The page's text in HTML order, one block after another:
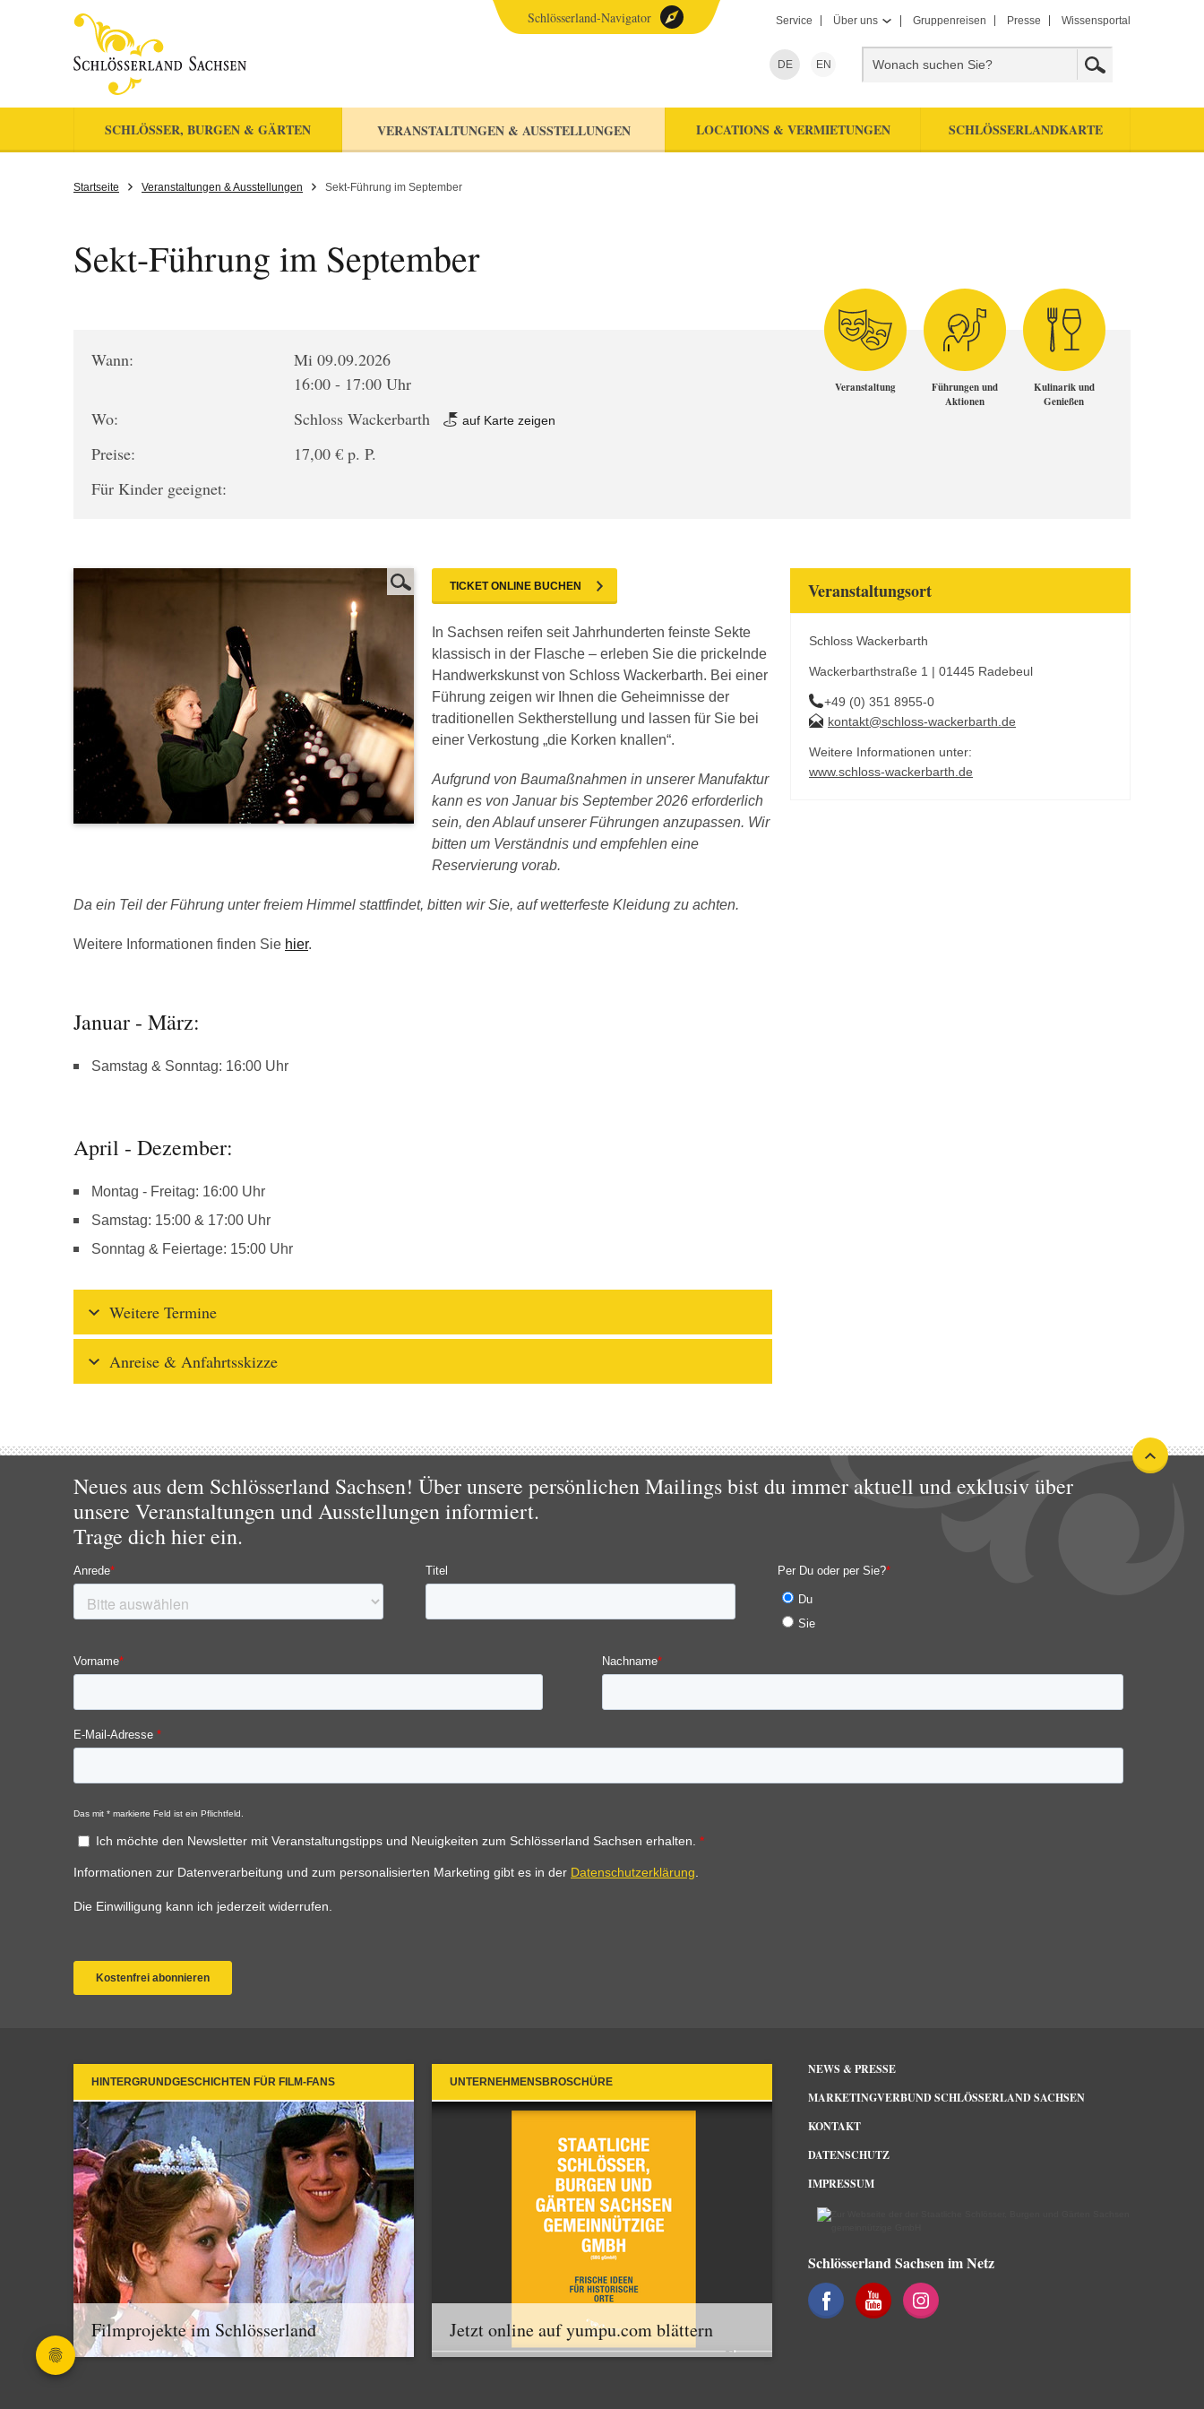
Service Über uns Gruppenreisen Presse Wissensportal
DE EN
SCHLÖSSER, BURGEN & GÄRTEN VERANSTALTUNGEN & AUSSTELLUNGEN LOCATIONS & VERMIETUNGEN SCHLÖSSERLANDKARTE
Schlösserland-Navigator
Startseite Veranstaltungen & Ausstellungen Sekt-Führung im September
Sekt-Führung im September
Wann:
Mi 09.09.2026
16:00 - 17:00 Uhr
Wo:
Schloss Wackerbarth auf Karte zeigen
Preise:
17,00 € p. P.
Für Kinder geeignet:
Veranstaltung
Führungen und
Aktionen
Kulinarik und
Genießen
TICKET ONLINE BUCHEN
In Sachsen reifen seit Jahrhunderten feinste Sekte
klassisch in der Flasche – erleben Sie die prickelnde
Handwerkskunst von Schloss Wackerbarth. Bei einer
Führung zeigen wir Ihnen die Geheimnisse der
traditionellen Sektherstellung und lassen für Sie bei
einer Verkostung „die Korken knallen“.
Aufgrund von Baumaßnahmen in unserer Manufaktur
kann es von Januar bis September 2026 erforderlich
sein, den Ablauf unserer Führungen anzupassen. Wir
bitten um Verständnis und empfehlen eine
Reservierung vorab.
Da ein Teil der Führung unter freiem Himmel stattfindet, bitten wir Sie, auf wetterfeste Kleidung zu achten.
Weitere Informationen finden Sie hier.
Januar - März:
Samstag & Sonntag: 16:00 Uhr
April - Dezember:
Montag - Freitag: 16:00 Uhr
Samstag: 15:00 & 17:00 Uhr
Sonntag & Feiertage: 15:00 Uhr
Weitere Termine
Anreise & Anfahrtsskizze
Veranstaltungsort
Schloss Wackerbarth
Wackerbarthstraße 1 | 01445 Radebeul
+49 (0) 351 8955-0
kontakt@schloss-wackerbarth.de
Weitere Informationen unter:
www.schloss-wackerbarth.de
Neues aus dem Schlösserland Sachsen! Über unsere persönlichen Mailings bist du immer aktuell und exklusiv über
unsere Veranstaltungen und Ausstellungen informiert.
Trage dich hier ein.
HINTERGRUNDGESCHICHTEN FÜR FILM-FANS
Filmprojekte im Schlösserland
UNTERNEHMENSBROSCHÜRE
Jetzt online auf yumpu.com blättern
NEWS & PRESSE
MARKETINGVERBUND SCHLÖSSERLAND SACHSEN
KONTAKT
DATENSCHUTZ
IMPRESSUM
Schlösserland Sachsen im Netz